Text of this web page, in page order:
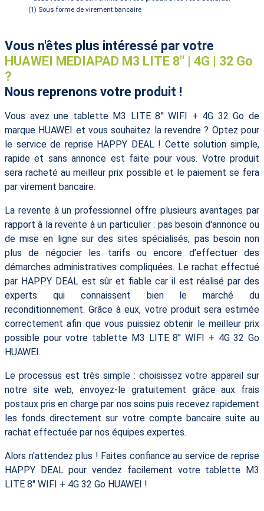
(1) Sous forme de virement bancaire
Vous n'êtes plus intéressé par votre
HUAWEI MEDIAPAD M3 LITE 8'' | 4G | 32 Go
?
Nous reprenons votre produit !
Vous avez une tablette M3 LITE 8'' WIFI + 4G 32 Go de
marque HUAWEI et vous souhaitez la revendre ? Optez pour
le service de reprise HAPPY DEAL ! Cette solution simple,
rapide et sans annonce est faite pour vous. Votre produit
sera racheté au meilleur prix possible et le paiement se fera
par virement bancaire.
La revente à un professionnel offre plusieurs avantages par
rapport à la revente à un particulier : pas besoin d'annonce ou
de mise en ligne sur des sites spécialisés, pas besoin non
plus de négocier les tarifs ou encore d’effectuer des
démarches administratives compliquées. Le rachat effectué
par HAPPY DEAL est sûr et fiable car il est réalisé par des
experts qui connaissent bien le marché du
reconditionnement. Grâce à eux, votre produit sera estimée
correctement afin que vous puissiez obtenir le meilleur prix
possible pour votre tablette M3 LITE 8'' WIFI + 4G 32 Go
HUAWEI.
Le processus est très simple : choisissez votre appareil sur
notre site web, envoyez-le gratuitement grâce aux frais
postaux pris en charge par nos soins puis recevez rapidement
les fonds directement sur votre compte bancaire suite au
rachat effectuée par nos équipes expertes.
Alors n'attendez plus ! Faites confiance au service de reprise
HAPPY DEAL pour vendez facilement votre tablette M3
LITE 8'' WIFI + 4G 32 Go HUAWEI !